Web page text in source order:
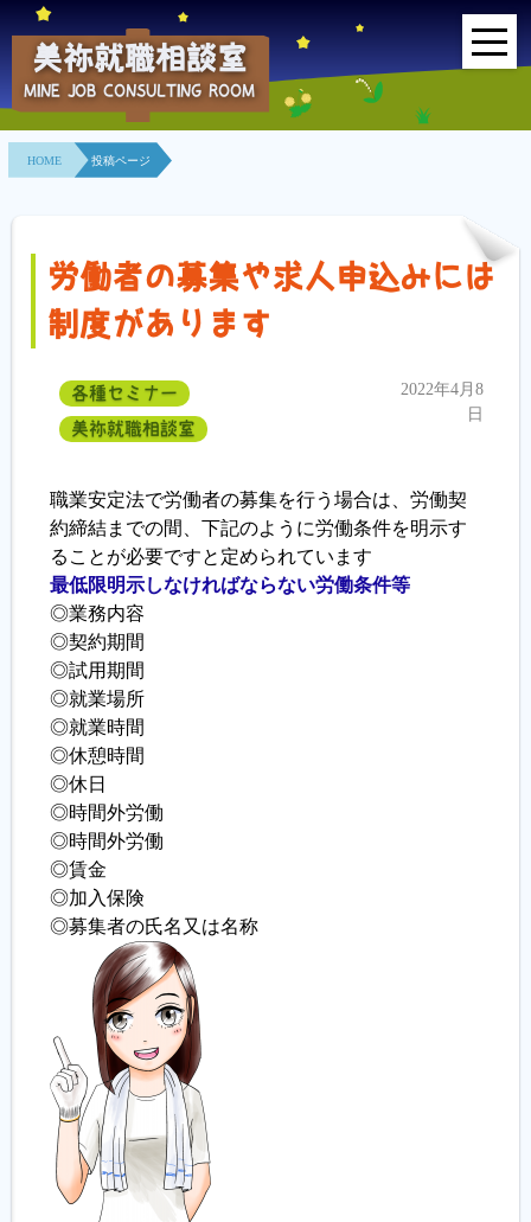
HOME
事業所紹介
相談室とは？
地域連携事業
各種セミナー
履歴書ジェネレーター
美祢就職相談室
MINE JOB CONSULTING ROOM
HOME 投稿ページ
労働者の募集や求人申込みには
制度があります
各種セミナー
美祢就職相談室
2022年4月8
日
職業安定法で労働者の募集を行う場合は、労働契
約締結までの間、下記のように労働条件を明示す
ることが必要ですと定められています
最低限明示しなければならない労働条件等
◎業務内容
◎契約期間
◎試用期間
◎就業場所
◎就業時間
◎休憩時間
◎休日
◎時間外労働
◎時間外労働
◎賃金
◎加入保険
◎募集者の氏名又は名称